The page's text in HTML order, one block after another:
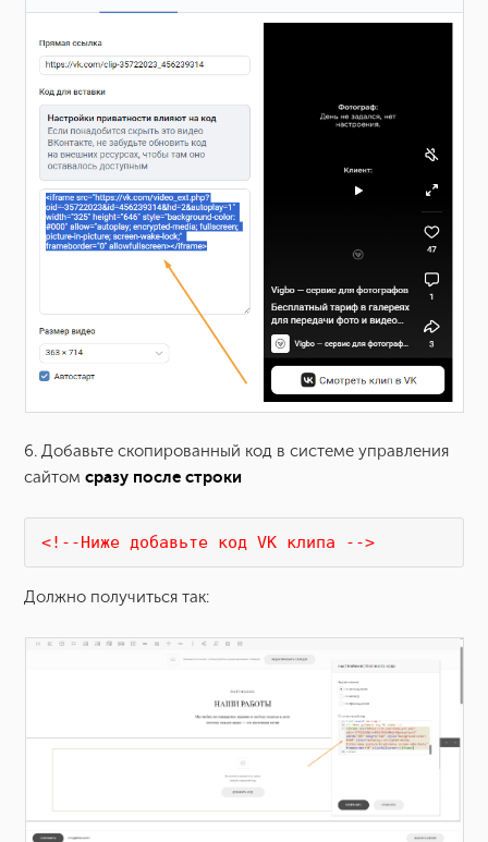
6. Добавьте скопированный код в системе управления
сайтомсразу после строки
<!--Ниже добавьте код VK клипа -->
Должно получиться так: